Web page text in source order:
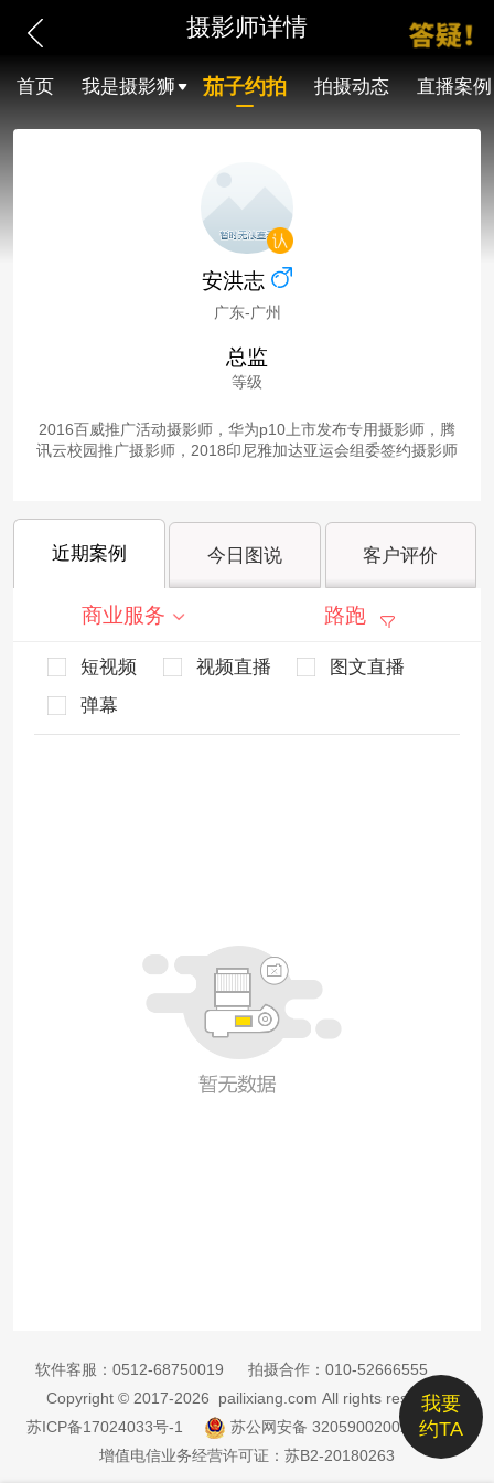
摄影师详情
首页 我是摄影狮 茄子约拍 拍摄动态 直播案例
安洪志
广东-广州
总监
等级
2016百威推广活动摄影师，华为p10上市发布专用摄影师，腾
讯云校园推广摄影师，2018印尼雅加达亚运会组委签约摄影师
近期案例 今日图说 客户评价
商业服务 路跑
短视频 视频直播
图文直播
弹幕
我要
约TA
软件客服： 0512-68750019 拍摄合作： 010-52666555
Copyright © 2017-2026 pailixiang.com All rights reserved
苏ICP备17024033号-1
苏公网安备 32059002002885号
增值电信业务经营许可证：苏B2-20180263